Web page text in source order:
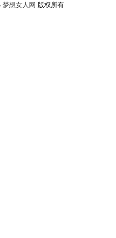
梦想女人网 版权所有